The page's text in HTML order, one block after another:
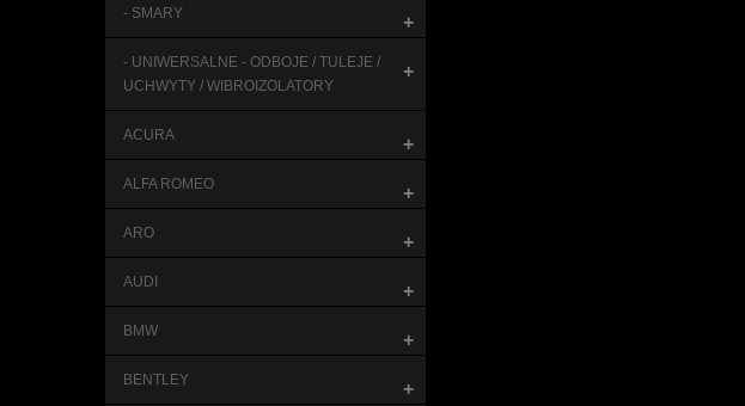
- SMARY +
- UNIWERSALNE - ODBOJE / TULEJE /
UCHWYTY / WIBROIZOLATORY
+
ACURA +
ALFA ROMEO +
ARO +
AUDI +
BMW +
BENTLEY +